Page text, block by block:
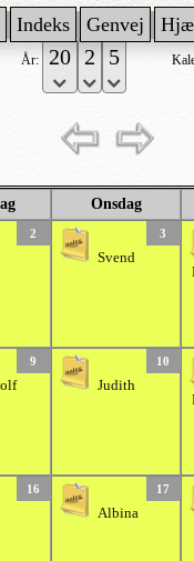
Indeks Genvej
År:
Onsdag
2 3
Svend
9 10
Judith
16 17
Albina